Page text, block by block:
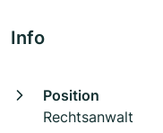
Info
Position
Rechtsanwalt